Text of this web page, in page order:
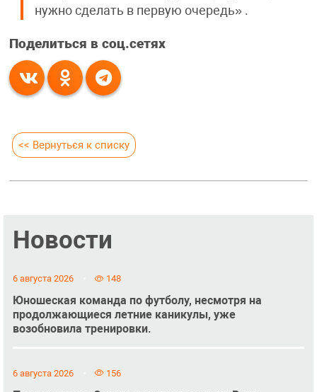
нужно сделать в первую очередь» .
Поделиться в соц.сетях
<< Вернуться к списку
Новости
6 августа 2026 148
Юношеская команда по футболу, несмотря на
продолжающиеся летние каникулы, уже
возобновила тренировки.
6 августа 2026 156